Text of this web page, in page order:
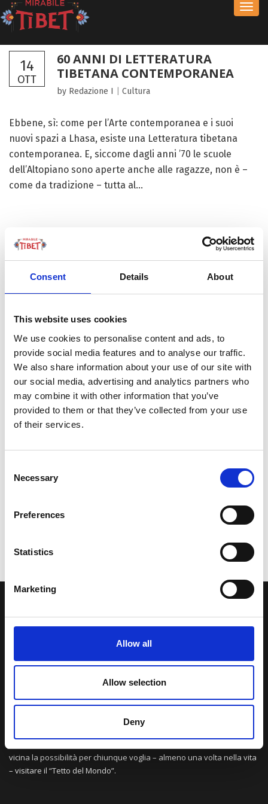
Consent Details About
This website uses cookies
We use cookies to personalise content and ads, to
provide social media features and to analyse our traffic.
We also share information about your use of our site with
our social media, advertising and analytics partners who
may combine it with other information that you’ve
provided to them or that they’ve collected from your use
of their services.
Selection
Necessary
Preferences
Statistics
Marketing
Allow all
Allow selection
Deny
14
OTT
60 ANNI DI LETTERATURA
TIBETANA CONTEMPORANEA
by Redazione I Cultura
Ebbene, sì: come per l’Arte contemporanea e i suoi
nuovi spazi a Lhasa, esiste una Letteratura tibetana
contemporanea. E, siccome dagli anni ’70 le scuole
dell’Altopiano sono aperte anche alle ragazze, non è –
come da tradizione – tutta al...
FOCUS TIBET
Una comunità di appassionati della cultura tibetana che hanno
avuto modo di viaggiare e conoscere questa meravigliosa regione.
paesaggi e la sua gente è capace di riempire il cuore.
vicina la possibilità per chiunque voglia – almeno una volta nella vita
– visitare il “Tetto del Mondo”.